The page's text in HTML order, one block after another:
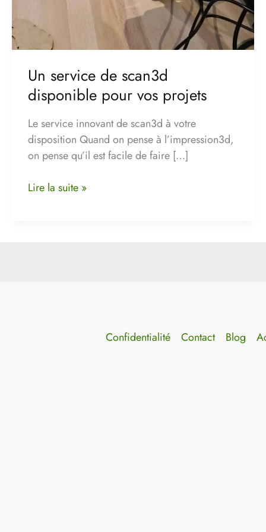
Un service de scan3d
disponible pour vos projets
Le service innovant de scan3d à votre
disposition Quand on pense à l’impression3d,
on pense qu’il est facile de faire […]
Lire la suite »
Confidentialité Contact Blog